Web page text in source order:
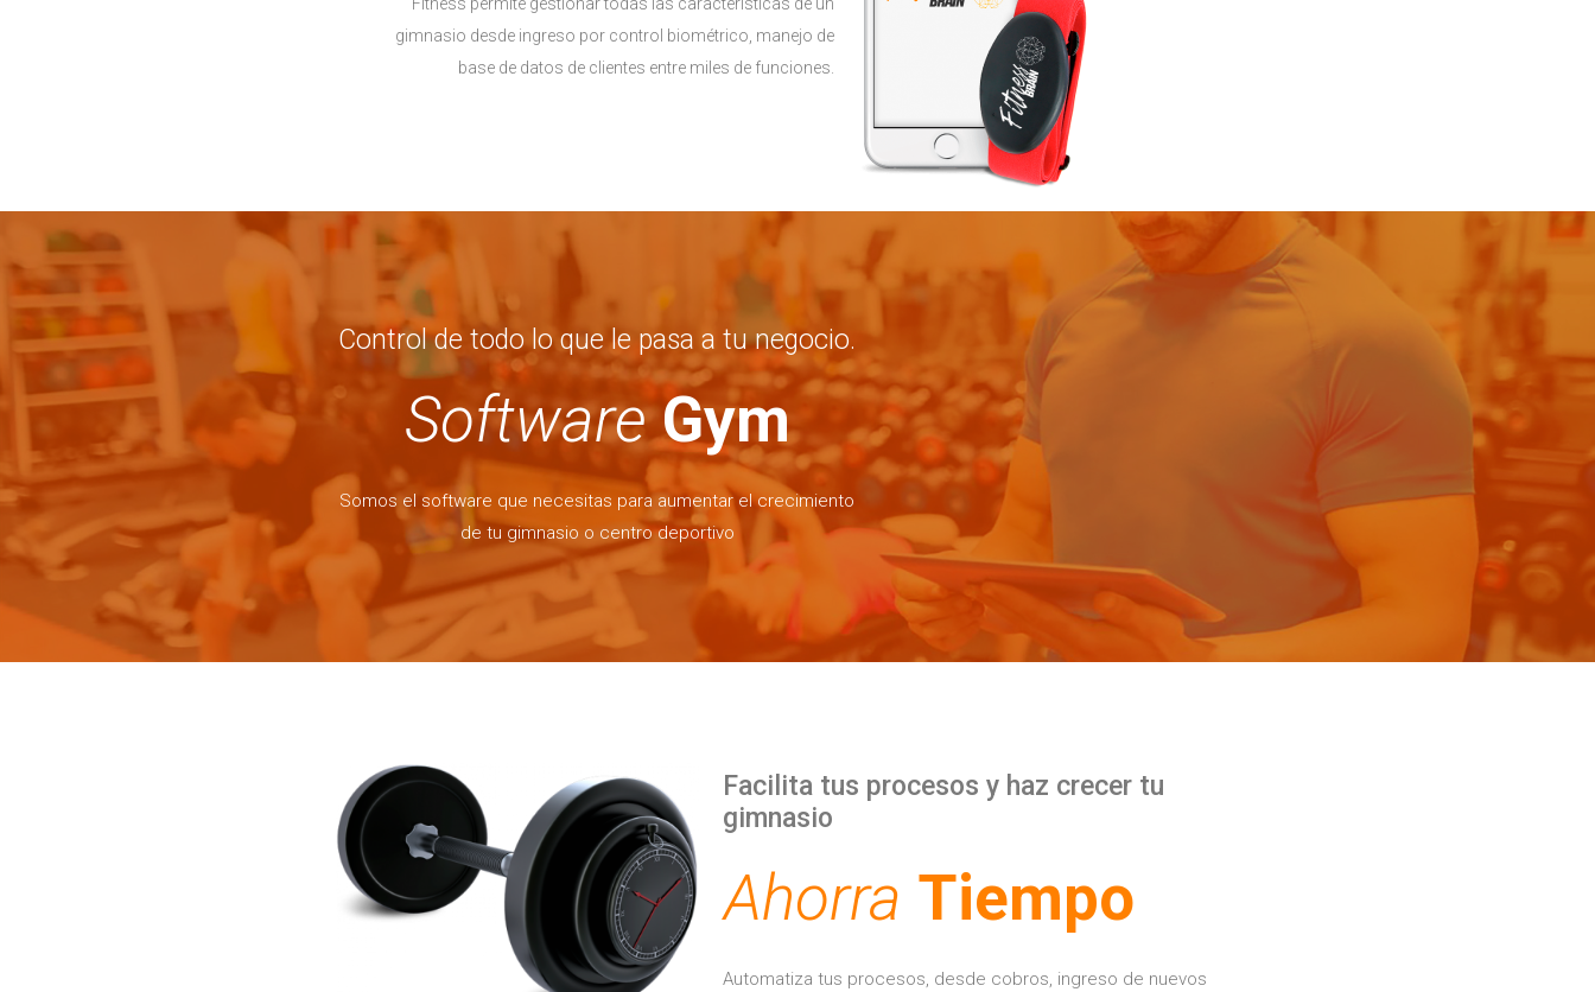
Fitness permite gestionar todas las características de un
gimnasio desde ingreso por control biométrico, manejo de
base de datos de clientes entre miles de funciones.
Control de todo lo que le pasa a tu negocio.
Software Gym
Somos el software que necesitas para aumentar el crecimiento
de tu gimnasio o centro deportivo
Facilita tus procesos y haz crecer tu
gimnasio
Ahorra Tiempo
Automatiza tus procesos, desde cobros, ingreso de nuevos